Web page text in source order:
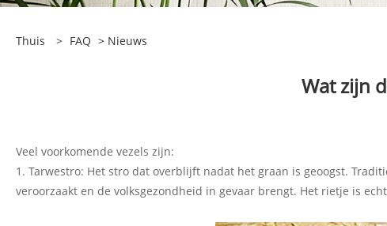
Thuis > FAQ > Nieuws
Wat zijn
Veel voorkomende vezels zijn:
1. Tarwestro: Het stro dat overblijft nadat het graan is geoogst.
veroorzaakt en de volksgezondheid in gevaar brengt. Het rietje is